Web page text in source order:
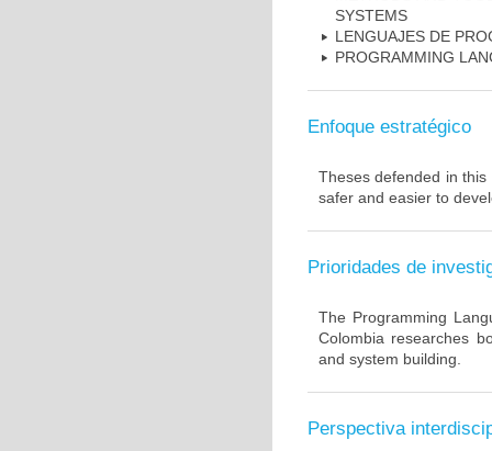
SYSTEMS
LENGUAJES DE
PROGRAMMING
Enfoque estratégico
Theses defended in
safer and easier to
Prioridades de
The Programming
Colombia researches
and system building.
Perspectiva